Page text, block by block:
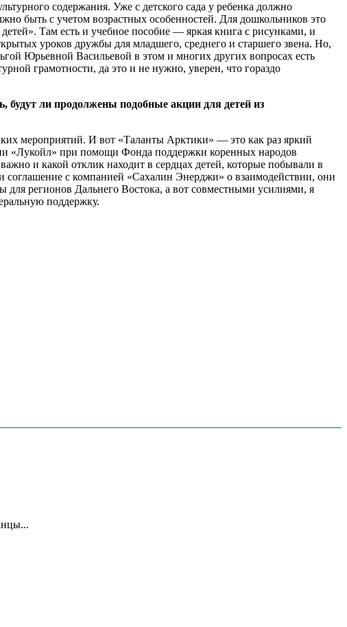
содержания. Уже с детского сада у ребенка должно
быть с учетом возрастных особенностей. Для дошкольников это
Там есть и учебное пособие — яркая книга с рисунками, и
уроков дружбы для младшего, среднего и старшего звена. Но,
Юрьевной Васильевой в этом и многих других вопросах есть
грамотности, да это и не нужно, уверен, что гораздо
ли продолжены подобные акции для детей из
мероприятий. И вот «Таланты Арктики» — это как раз яркий
«Лукойл» при помощи Фонда поддержки коренных народов
и какой отклик находит в сердцах детей, которые побывали в
с компанией «Сахалин Энерджи» о взаимодействии, они
для регионов Дальнего Востока, а вот совместными усилиями, я
поддержку.